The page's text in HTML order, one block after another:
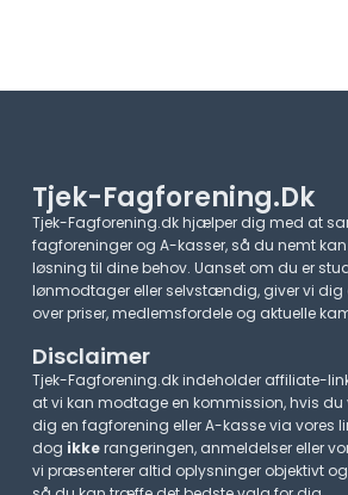
Tjek-Fagforening.dk
Tjek-Fagforening.dk hjælper dig med at
fagforeninger og A-kasser, så du nemt
løsning til dine behov. Uanset om du er
lønmodtager eller selvstændig, giver vi dig
over priser, medlemsfordele og aktuelle
Disclaimer
Tjek-Fagforening.dk indeholder affiliate-
at vi kan modtage en kommission, hvis
dig en fagforening eller A-kasse via vores
dog ikkerangeringen, anmeldelser eller
vi præsenterer altid oplysninger objektivt